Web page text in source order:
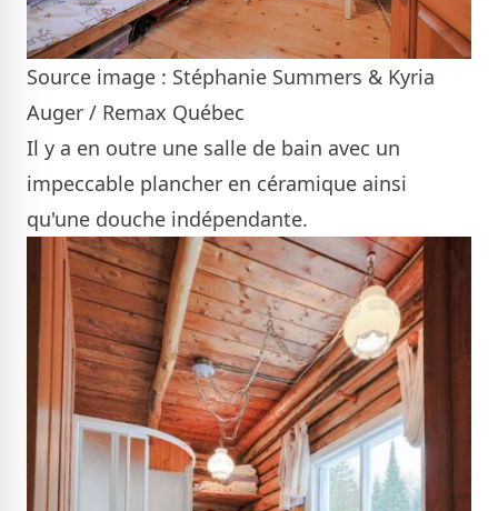
Source image : Stéphanie Summers & Kyria
Auger / Remax Québec
Il y a en outre une salle de bain avec un
impeccable plancher en céramique ainsi
qu'une douche indépendante.